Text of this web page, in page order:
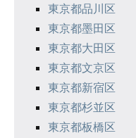
東京都品川区
東京都墨田区
東京都大田区
東京都文京区
東京都新宿区
東京都杉並区
東京都板橋区